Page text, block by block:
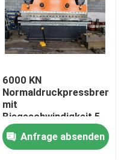
6000 KN
mit
Biegeschwindigkeit 5
mm/s und
Plattenlänge 2200-
7000 mm
Anfrage absenden